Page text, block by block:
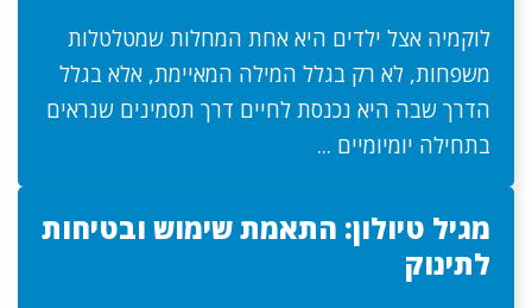
לוקמיה אצל ילדים היא אחת המחלות שמטלטלות
משפחות, לא רק בגלל המילה המאיימת, אלא בגלל
הדרך שבה היא נכנסת לחיים דרך תסמינים שנראים
בתחילה יומיומיים ...
מגיל טיולון: התאמת שימוש ובטיחות
לתינוק